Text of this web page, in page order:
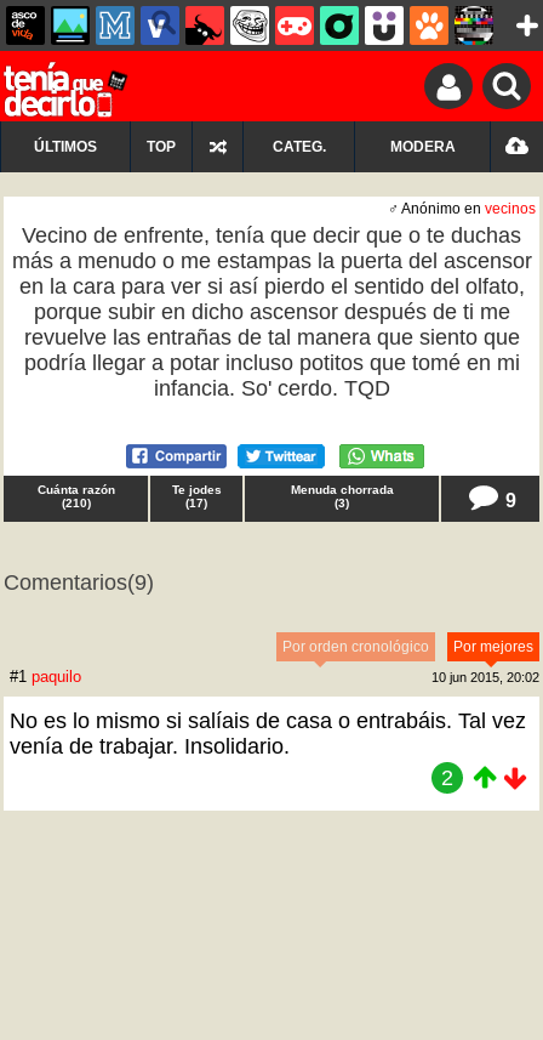
ÚLTIMOS TOP CATEG. MODERA
♂ Anónimo en vecinos
Vecino de enfrente, tenía que decir que o te duchas
más a menudo o me estampas la puerta del ascensor
en la cara para ver si así pierdo el sentido del olfato,
porque subir en dicho ascensor después de ti me
revuelve las entrañas de tal manera que siento que
podría llegar a potar incluso potitos que tomé en mi
infancia. So' cerdo. TQD
Cuánta razón
(210)
Te jodes
(17)
Menuda chorrada
(3) 9
Comentarios(9)
Por mejores
Por orden cronológico
#1 paquilo 10 jun 2015, 20:02
No es lo mismo si salíais de casa o entrabáis. Tal vez
venía de trabajar. Insolidario.
2